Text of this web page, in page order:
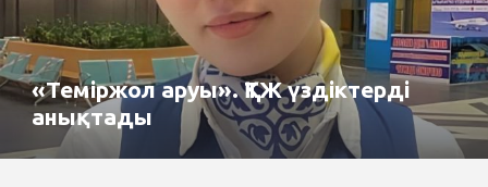
«Теміржол аруы». ҚТЖ үздіктерді
анықтады